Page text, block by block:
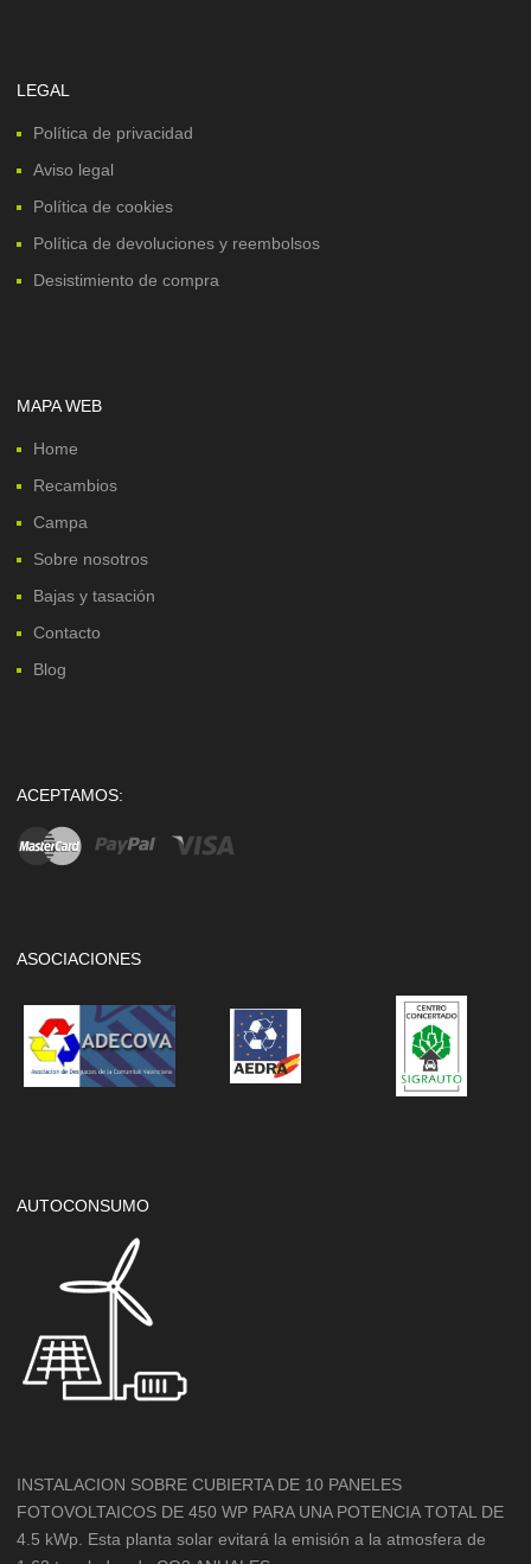
LEGAL
Política de privacidad
Aviso legal
Política de cookies
Política de devoluciones y reembolsos
Desistimiento de compra
MAPA WEB
Home
Recambios
Campa
Sobre nosotros
Bajas y tasación
Contacto
Blog
ACEPTAMOS:
ASOCIACIONES
AUTOCONSUMO
INSTALACION SOBRE CUBIERTA DE 10 PANELES
FOTOVOLTAICOS DE 450 WP PARA UNA POTENCIA TOTAL DE
4.5 kWp. Esta planta solar evitará la emisión a la atmosfera de